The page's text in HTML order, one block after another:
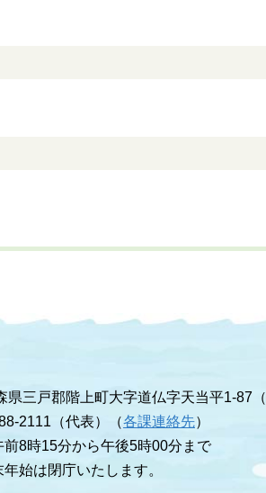
三戸郡階上町大字道仏字天当平1-87（
2111（代表）（各課連絡先）
8時15分から午後5時00分まで
始は閉庁いたします。